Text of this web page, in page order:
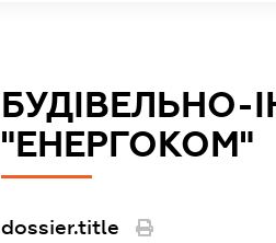
БУДІВЕЛЬНО-
"ЕНЕРГОКОМ"
dossier.title